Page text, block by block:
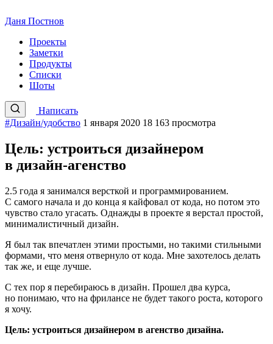
Даня Постнов
Проекты
Заметки
Продукты
Списки
Шоты
Написать
#Дизайн/удобство 1 января 2020 18 163 просмотра
Цель: устроиться дизайнером
в дизайн-агенство
2.5 года я занимался версткой и программированием.
С самого начала и до конца я кайфовал от кода, но потом это
чувство стало угасать. Однажды в проекте я верстал простой,
минималистичный дизайн.
Я был так впечатлен этими простыми, но такими стильными
формами, что меня отвернуло от кода. Мне захотелось делать
так же, и еще лучше.
С тех пор я перебираюсь в дизайн. Прошел два курса,
но понимаю, что на фрилансе не будет такого роста, которого
я хочу.
Цель: устроиться дизайнером в агенство дизайна.